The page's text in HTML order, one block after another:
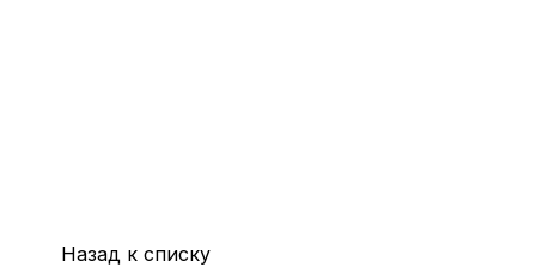
Назад к списку